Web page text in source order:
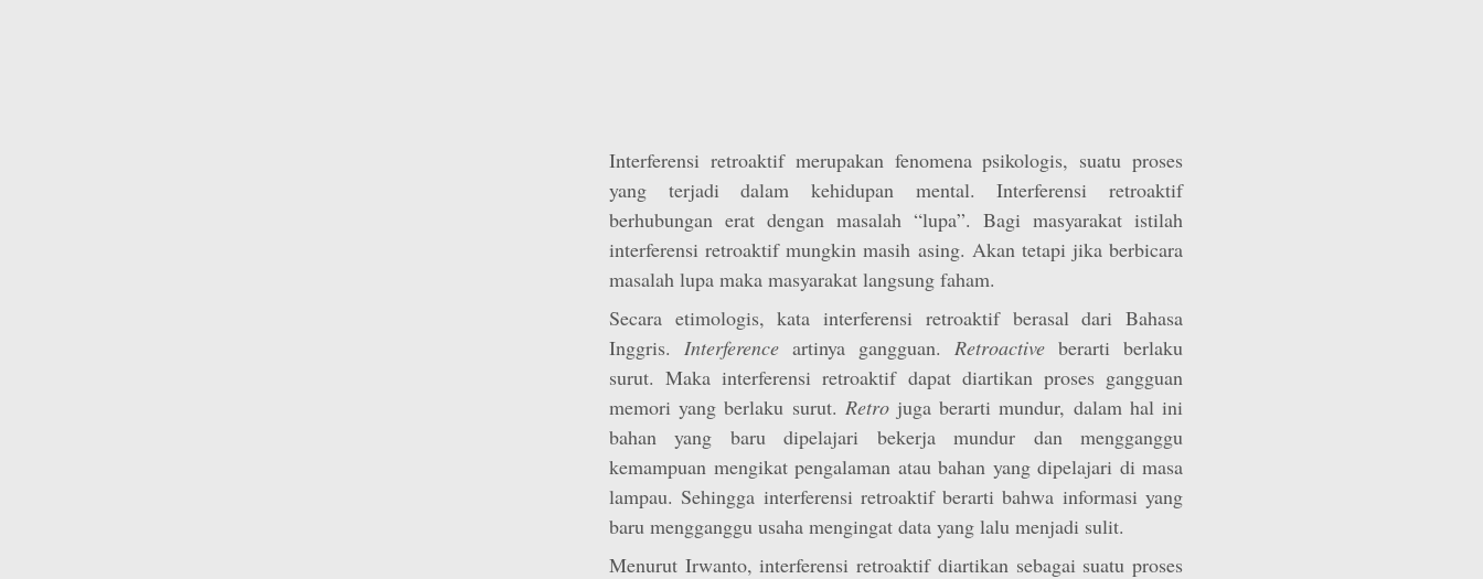
Interferensi retroaktif merupakan fenomena psikologis, suatu proses
yang terjadi dalam kehidupan mental. Interferensi retroaktif
berhubungan erat dengan masalah “lupa”. Bagi masyarakat istilah
interferensi retroaktif mungkin masih asing. Akan tetapi jika berbicara
masalah lupa maka masyarakat langsung faham.
Secara etimologis, kata interferensi retroaktif berasal dari Bahasa
Inggris. Interference artinya gangguan. Retroactive berarti berlaku
surut. Maka interferensi retroaktif dapat diartikan proses gangguan
memori yang berlaku surut. Retrojuga berarti mundur, dalam hal ini
bahan yang baru dipelajari bekerja mundur dan mengganggu
kemampuan mengikat pengalaman atau bahan yang dipelajari di masa
lampau. Sehingga interferensi retroaktif berarti bahwa informasi yang
baru mengganggu usaha mengingat data yang lalu menjadi sulit.
Menurut Irwanto, interferensi retroaktif diartikan sebagai suatu proses